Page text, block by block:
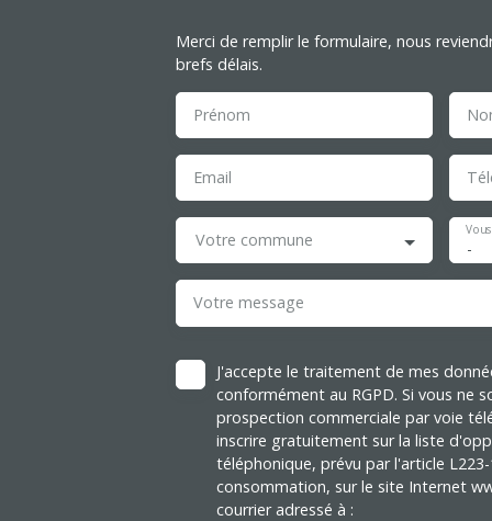
Merci de remplir le formulaire, nous
brefs délais.
Prénom
Email
Votre commune -
Votre message
J'accepte le traitement de mes
conformément au RGPD. Si vous ne
prospection commerciale par voie
inscrire gratuitement sur la liste
téléphonique, prévu par l'article
consommation, sur le site Internet
courrier adressé à :